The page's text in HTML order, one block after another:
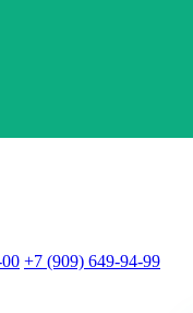
+7 (909) 649-94-99